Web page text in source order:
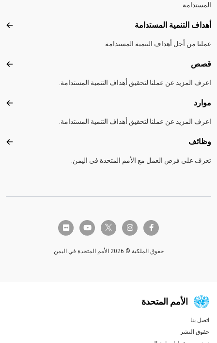
المستدامة.
أهداف التنمية المستدامة
عملنا من أجل أهداف التنمية المستدامة
قصص
اعرف المزيد عن عملنا لتحقيق أهداف التنمية المستدامة.
موارد
اعرف المزيد عن عملنا لتحقيق أهداف التنمية المستدامة.
وظائف
تعرف على فرص العمل مع الأمم المتحدة في اليمن.
facebook-f
instagram
twitter-x
youtube
flickr
حقوق الملكية © 2026 الأمم المتحدة في اليمن
الأمم المتحدة
Global U.N. menu
اتصل بنا
حقوق النشر